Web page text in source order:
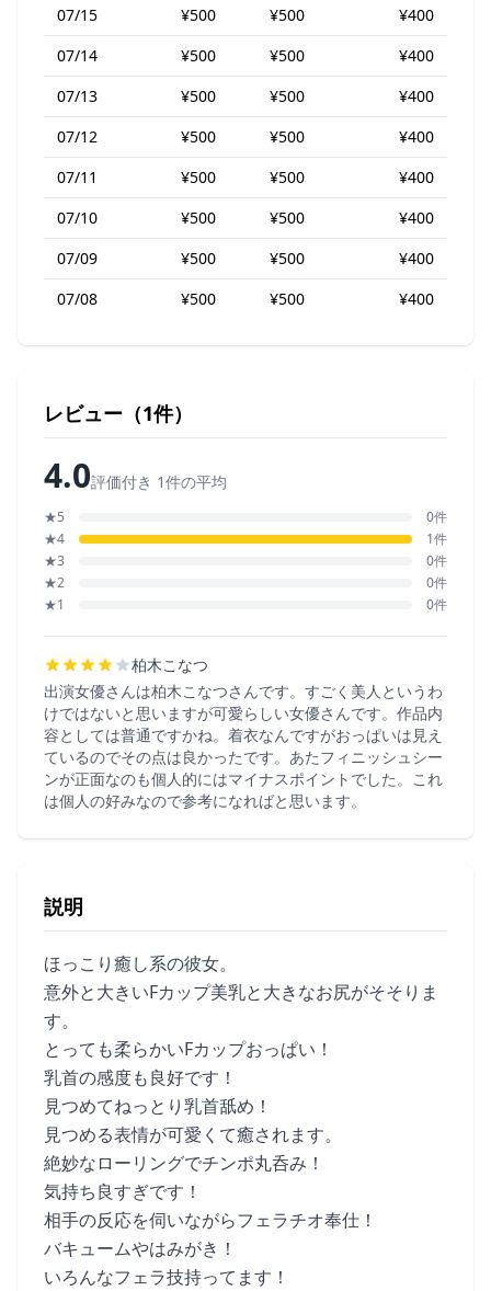
07/15 ¥500 ¥500
¥400
07/14
¥500 ¥500
¥400
07/13
¥500 ¥500
¥400
07/12
¥500 ¥500
¥400
07/11
¥500 ¥500
¥400
07/10
¥500 ¥500
¥400
07/09
¥500 ¥500
¥400
07/08
¥500 ¥500 ¥400
レビュー（1件）
4.0評価付き 1件の平均
★5
0件
★4
1件
★3
0件
★2
0件
★1
0件
柏木こなつ
出演女優さんは柏木こなつさんです。すごく美人というわ
けではないと思いますが可愛らしい女優さんです。作品内
容としては普通ですかね。着衣なんですがおっぱいは見え
ているのでその点は良かったです。あたフィニッシュシー
ンが正面なのも個人的にはマイナスポイントでした。これ
は個人の好みなので参考になればと思います。
説明
ほっこり癒し系の彼女。
意外と大きいFカップ美乳と大きなお尻がそそりま
す。
とっても柔らかいFカップおっぱい！
乳首の感度も良好です！
見つめてねっとり乳首舐め！
見つめる表情が可愛くて癒されます。
絶妙なローリングでチンポ丸呑み！
気持ち良すぎです！
相手の反応を伺いながらフェラチオ奉仕！
バキュームやはみがき！
いろんなフェラ技持ってます！